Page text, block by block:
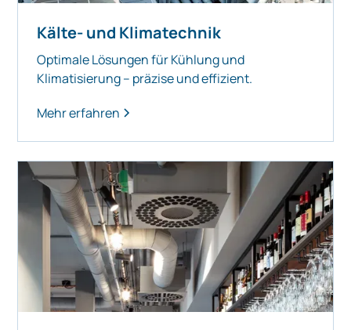
Kälte- und Klimatechnik
Optimale Lösungen für Kühlung und
Klimatisierung – präzise und effizient.
Mehr erfahren